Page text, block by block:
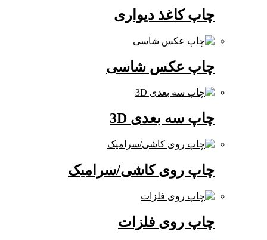
چاپ کاغذ دیواری
چاپ عکس شاسی
چاپ سه بعدی 3D
چاپ روی کاشی/سرامیک
چاپ روی فلزات